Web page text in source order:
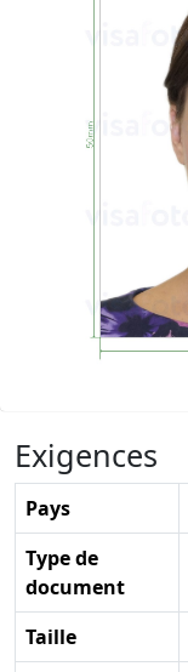
Exigences
Pays
Type de
document
Taille